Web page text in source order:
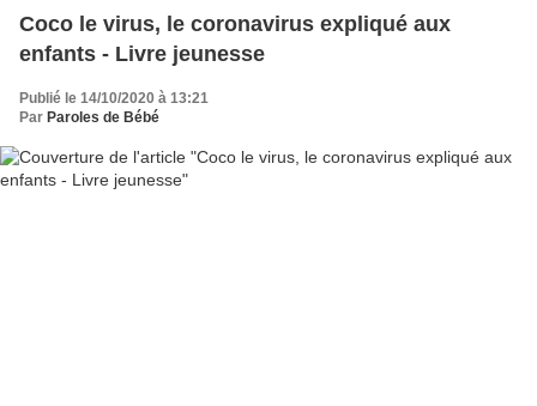
Coco le virus, le coronavirus expliqué aux
enfants - Livre jeunesse
Publié le 14/10/2020 à 13:21
Par Paroles de Bébé